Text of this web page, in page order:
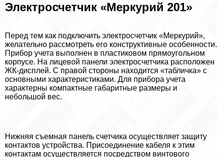
Электросчетчик «Меркурий 201»
Перед тем как подключить электросчетчик «Меркурий»,
желательно рассмотреть его конструктивные особенности.
Прибор учета выполнен в пластиковом прямоугольном
корпусе. На лицевой панели электросчетчика расположен
ЖК-дисплей. С правой стороны находится «табличка» с
основными хаpaктеристиками. Для прибора учета
хаpaктерны компактные габаритные размеры и
небольшой вес.
Нижняя съемная панель счетчика осуществляет защиту
контактов устройства. Присоединение кабеля к этим
контактам осуществляется посредством винтового